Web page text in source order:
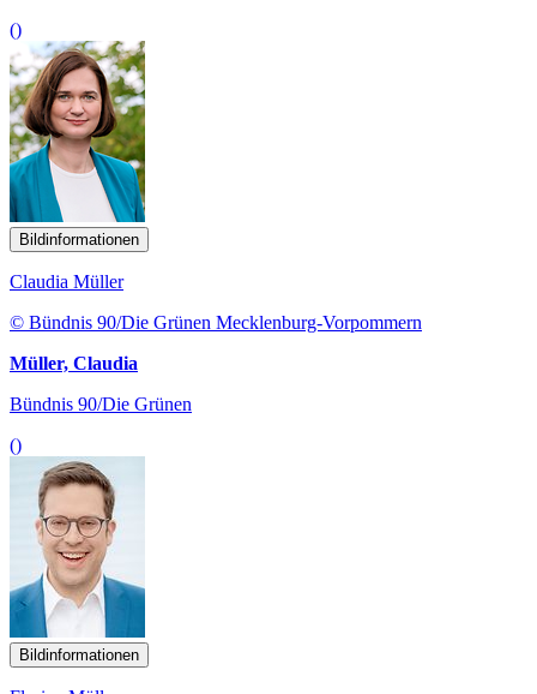
()
Bildinformationen
Claudia Müller
© Bündnis 90/Die Grünen Mecklenburg-Vorpommern
Müller, Claudia
Bündnis 90/Die Grünen
()
Bildinformationen